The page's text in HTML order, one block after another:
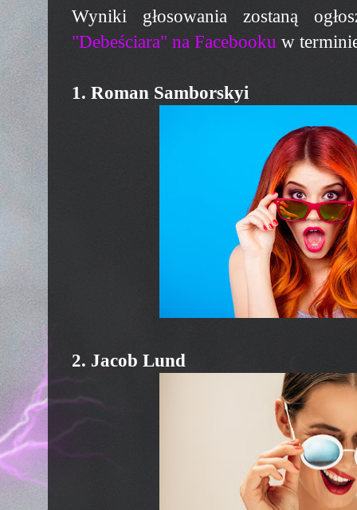
Wyniki głosowania zostaną
"Debeściara" na Facebooku w
1. Roman Samborskyi
2. Jacob Lund